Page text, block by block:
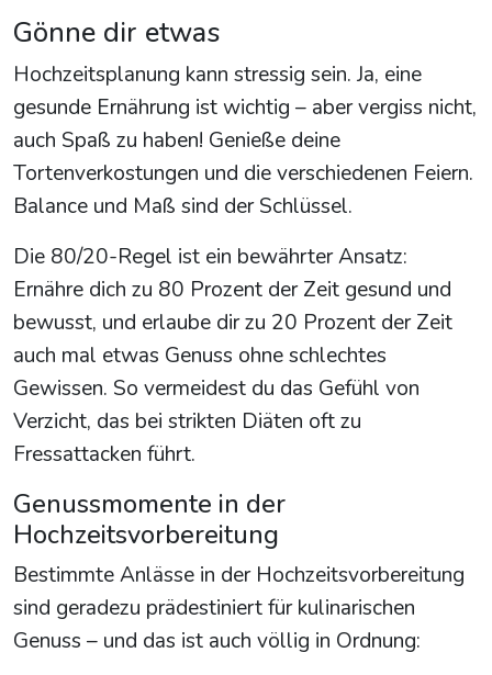
Gönne dir etwas
Hochzeitsplanung kann stressig sein. Ja, eine
gesunde Ernährung ist wichtig – aber vergiss nicht,
auch Spaß zu haben! Genieße deine
Tortenverkostungen und die verschiedenen Feiern.
Balance und Maß sind der Schlüssel.
Die 80/20-Regel ist ein bewährter Ansatz:
Ernähre dich zu 80 Prozent der Zeit gesund und
bewusst, und erlaube dir zu 20 Prozent der Zeit
auch mal etwas Genuss ohne schlechtes
Gewissen. So vermeidest du das Gefühl von
Verzicht, das bei strikten Diäten oft zu
Fressattacken führt.
Genussmomente in der
Hochzeitsvorbereitung
Bestimmte Anlässe in der Hochzeitsvorbereitung
sind geradezu prädestiniert für kulinarischen
Genuss – und das ist auch völlig in Ordnung: